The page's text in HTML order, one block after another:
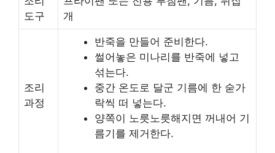
도구
개
조리
과정
반죽을 만들어 준비한다.
썰어놓은 미나리를 반죽에 넣고
섞는다.
중간 온도로 달군 기름에 한 숟가
락씩 떠 넣는다.
양쪽이 노릇노릇해지면 꺼내어 기
름기를 제거한다.